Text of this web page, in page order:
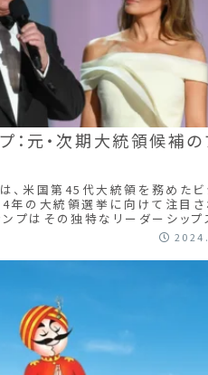
プ：元・次期大統領候補
は、米国第45代大統領を務めた
年の大統領選挙に向けて注目さ
ンプはその独特なリーダーシップ